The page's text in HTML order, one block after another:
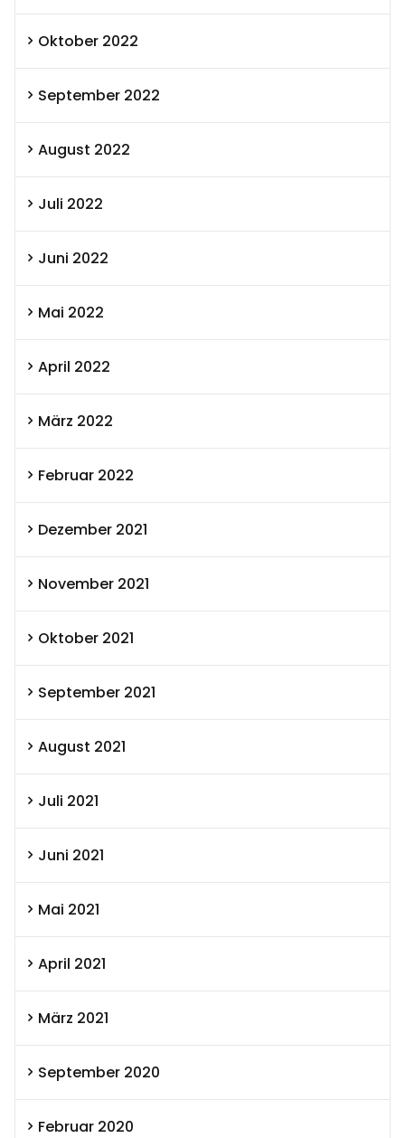
Oktober 2022
September 2022
August 2022
Juli 2022
Juni 2022
Mai 2022
April 2022
März 2022
Februar 2022
Dezember 2021
November 2021
Oktober 2021
September 2021
August 2021
Juli 2021
Juni 2021
Mai 2021
April 2021
März 2021
September 2020
Februar 2020